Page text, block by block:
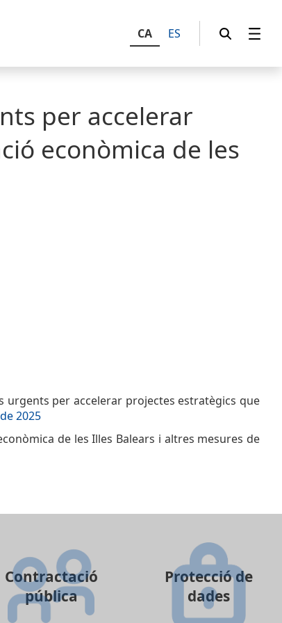
CA ES
per accelerar
econòmica de les
urgents per accelerar projectes estratègics que
2025
de les Illes Balears i altres mesures de
Contractació
pública
Protecció de
dades